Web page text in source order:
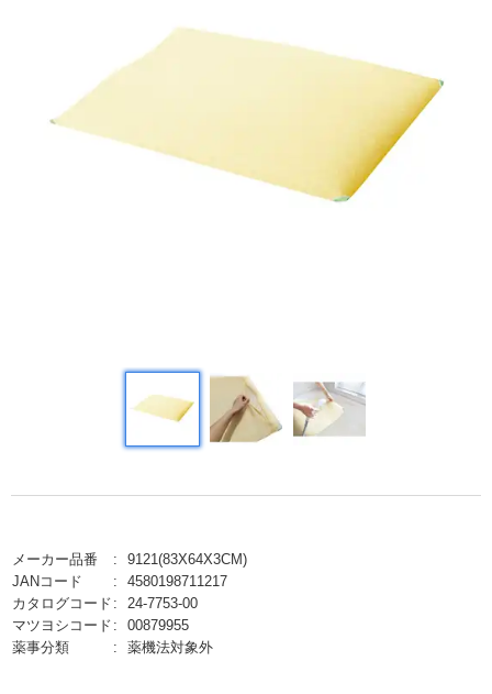
メーカー品番
9121(83X64X3CM)
JANコード
4580198711217
カタログコード
24-7753-00
マツヨシコード
00879955
薬事分類
薬機法対象外